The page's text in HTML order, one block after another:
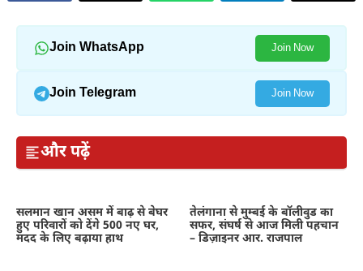
Join WhatsApp Join Now
Join Telegram Join Now
और पढ़ें
सलमान खान असम में बाढ़ से बेघर
हुए परिवारों को देंगे 500 नए घर,
मदद के लिए बढ़ाया हाथ
तेलंगाना से मुम्बई के बॉलीवुड का
सफर, संघर्ष से आज मिली पहचान
– डिज़ाइनर आर. राजपाल